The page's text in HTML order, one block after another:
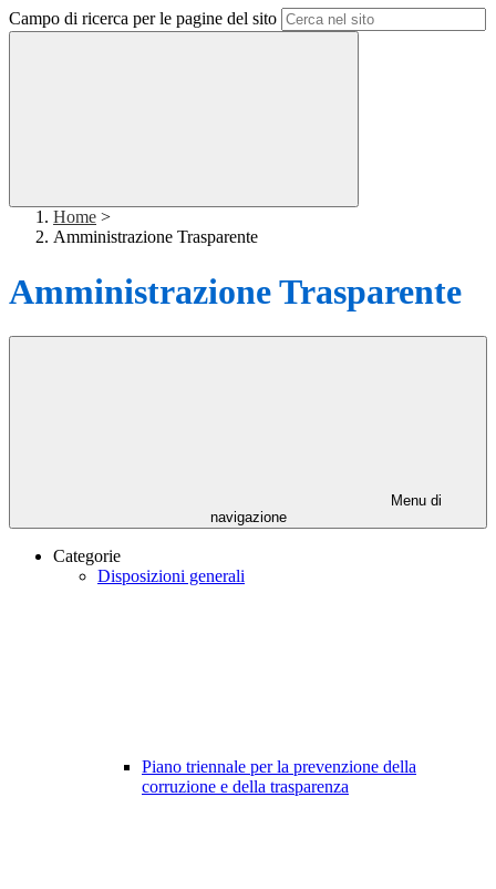
Campo di ricerca per le pagine del sito
Home >
Amministrazione Trasparente
Amministrazione Trasparente
Menu di
navigazione
Categorie
Disposizioni generali
Piano triennale per la prevenzione della
corruzione e della trasparenza